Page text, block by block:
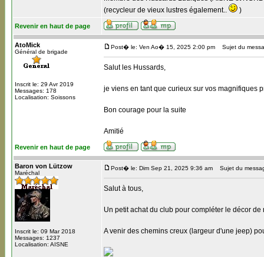
(recycleur de vieux lustres également..
)
Revenir en haut de page
AtoMick
Général de brigade
Inscrit le: 29 Avr 2019
Messages: 178
Localisation: Soissons
Post� le: Ven Ao� 15, 2025 2:00 pm Sujet du
Salut les Hussards,
je viens en tant que curieux sur vos magnifiques
Bon courage pour la suite
Amitié
Revenir en haut de page
Baron von Lützow
Maréchal
Inscrit le: 09 Mar 2018
Messages: 1237
Localisation: AISNE
Post� le: Dim Sep 21, 2025 9:36 am Sujet du
Salut à tous,
Un petit achat du club pour compléter le décor
A venir des chemins creux (largeur d'une jeep)